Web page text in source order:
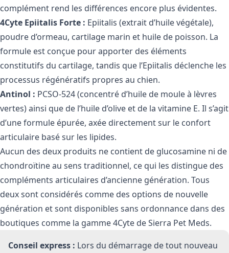
complément rend les différences encore plus évidentes.
4Cyte Epiitalis Forte : Epiitalis (extrait d’huile végétale),
poudre d’ormeau, cartilage marin et huile de poisson. La
formule est conçue pour apporter des éléments
constitutifs du cartilage, tandis que l’Epiitalis déclenche les
processus régénératifs propres au chien.
Antinol : PCSO-524 (concentré d’huile de moule à lèvres
vertes) ainsi que de l’huile d’olive et de la vitamine E. Il s’agit
d’une formule épurée, axée directement sur le confort
articulaire basé sur les lipides.
Aucun des deux produits ne contient de glucosamine ni de
chondroïtine au sens traditionnel, ce qui les distingue des
compléments articulaires d’ancienne génération. Tous
deux sont considérés comme des options de nouvelle
génération et sont disponibles sans ordonnance dans des
boutiques comme la gamme 4Cyte de Sierra Pet Meds.
Conseil express : Lors du démarrage de tout nouveau